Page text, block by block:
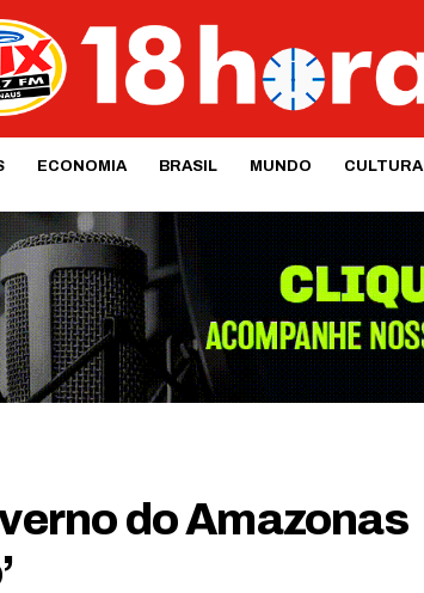
ECONOMIA BRASIL MUNDO CULTURA
do Amazonas